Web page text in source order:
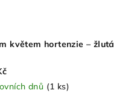
květem hortenzie – žlutá
dnů (1 ks)